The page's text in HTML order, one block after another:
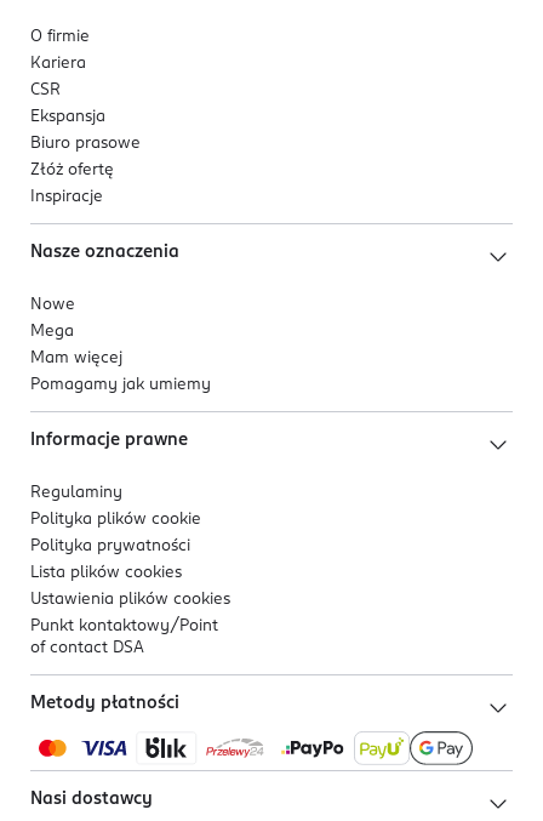
O firmie
Kariera
CSR
Ekspansja
Biuro prasowe
Złóż ofertę
Inspiracje
Nasze oznaczenia
Nowe
Mega
Mam więcej
Pomagamy jak umiemy
Informacje prawne
Regulaminy
Polityka plików cookie
Polityka prywatności
Lista plików cookies
Ustawienia plików cookies
Punkt kontaktowy/ Point
of contact DSA
Metody płatności
Nasi dostawcy